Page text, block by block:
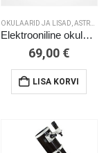
OKULAARID JA LISAD ASTROFOTOGRAAFIA
Elektrooniline okulaar MikrOkular Full-HD
69,00 €
LISA KORVI